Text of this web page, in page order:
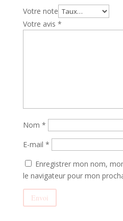
Votre note
Votre avis *
Nom *
E-mail *
Enregistrer mon nom,
le navigateur pour mon
Envoi